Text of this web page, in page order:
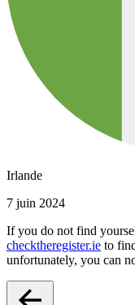
Irlande
7 juin 2024
If you do not find
checktheregister.ie to
unfortunately, you can